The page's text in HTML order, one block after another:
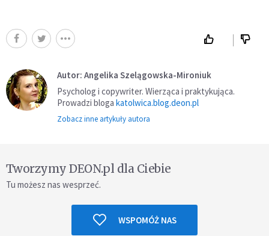
Autor: Angelika Szelągowska-Mironiuk
Psycholog i copywriter. Wierząca i praktykująca.
Prowadzi bloga katolwica.blog.deon.pl
Zobacz inne artykuły autora
Tworzymy DEON.pl dla Ciebie
Tu możesz nas wesprzeć.
WSPOMÓŻ NAS